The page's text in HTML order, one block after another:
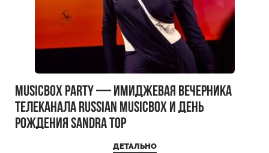
MUSICBOX PARTY — имиджевая вечерника
телеканала RUSSIAN MUSICBOX и день
рождения Sandra Top
ДЕТАЛЬНО